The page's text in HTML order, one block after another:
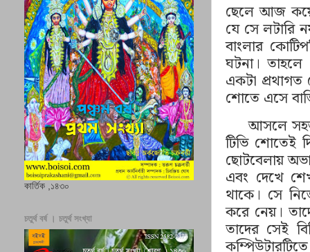
ছেলে আজ
যে সে লটারি
বাংলার
ঘটনা।
একটা প্রথাগত
শোতে এসে
আসলে
টিভি শোতেই
ছোটবেলায়
এবং দেখে
থাকে। সে
করে নেয়।
তাদের সেই
কার্তিক ,১৪৩০
চতুর্থ বর্ষ । চতুর্থ সংখ্যা